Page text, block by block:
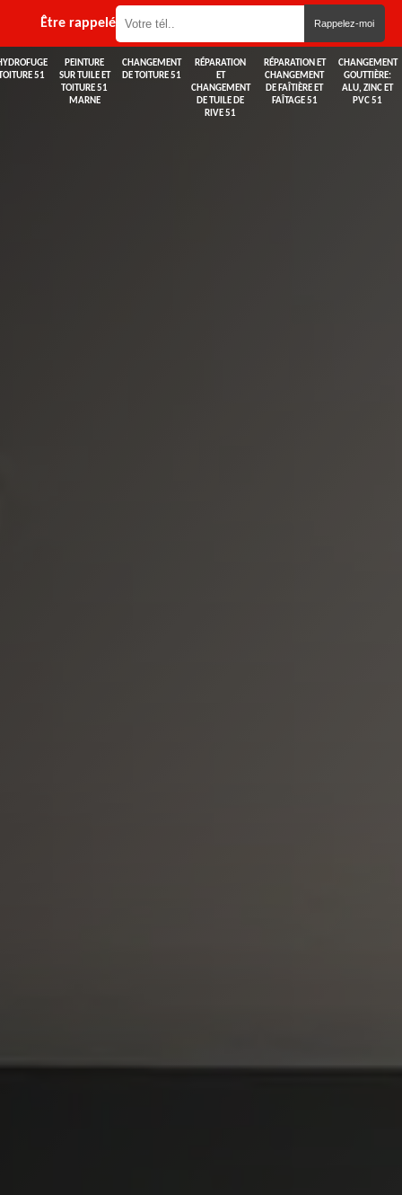
Être rappelé
51
PEINTURE
SUR TUILE ET
TOITURE 51
MARNE
CHANGEMENT
DE TOITURE 51
RÉPARATION
ET
CHANGEMENT
DE TUILE DE
RIVE 51
RÉPARATION ET
CHANGEMENT
DE FAÎTIÈRE ET
FAÎTAGE 51
CHANGEMENT
GOUTTIÈRE:
ALU, ZINC ET
PVC 51